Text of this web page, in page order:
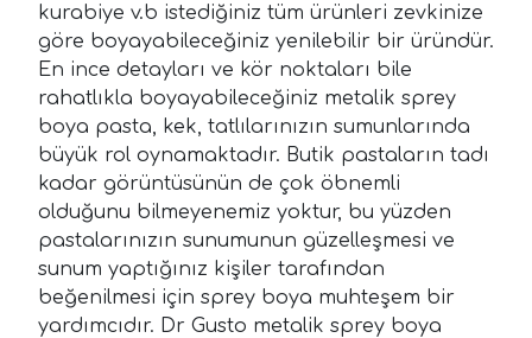
kurabiye v.b istediğiniz tüm ürünleri zevkinize
göre boyayabileceğiniz yenilebilir bir üründür.
En ince detayları ve kör noktaları bile
rahatlıkla boyayabileceğiniz metalik sprey
boya pasta, kek, tatlılarınızın sumunlarında
büyük rol oynamaktadır. Butik pastaların tadı
kadar görüntüsünün de çok öbnemli
olduğunu bilmeyenemiz yoktur, bu yüzden
pastalarınızın sunumunun güzelleşmesi ve
sunum yaptığınız kişiler tarafından
beğenilmesi için sprey boya muhteşem bir
yardımcıdır. Dr Gusto metalik sprey boya